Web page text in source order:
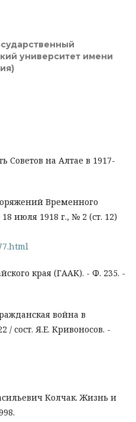
университет имени
Советов на Алтае в 1917-
Временного
июля 1918 г., № 2 (ст. 12)
края (ГААК). - Ф. 235. -
война в
/ сост. Я.Е. Кривоносов. -
Колчак. Жизнь и